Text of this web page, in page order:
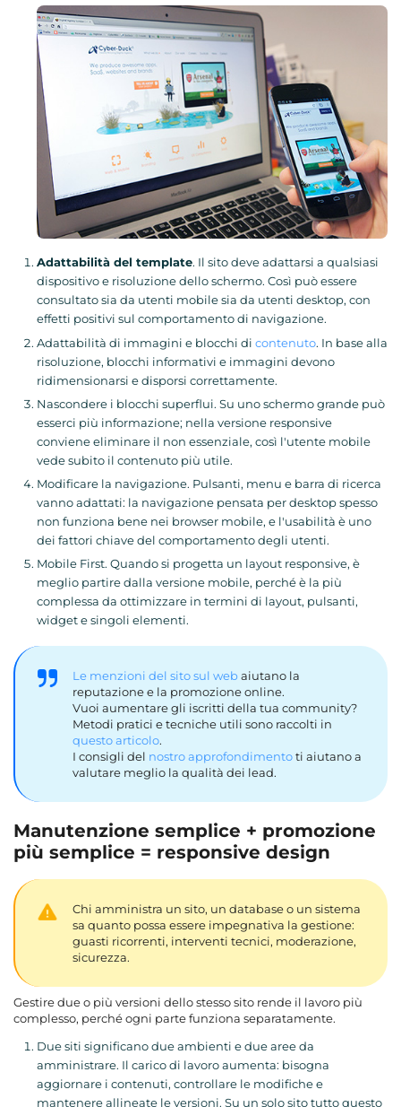
Adattabilità del template. Il sito deve adattarsi a qualsiasi
dispositivo e risoluzione dello schermo. Così può essere
consultato sia da utenti mobile sia da utenti desktop, con
effetti positivi sul comportamento di navigazione.
Adattabilità di immagini e blocchi di contenuto. In base alla
risoluzione, blocchi informativi e immagini devono
ridimensionarsi e disporsi correttamente.
Nascondere i blocchi superflui. Su uno schermo grande può
esserci più informazione; nella versione responsive
conviene eliminare il non essenziale, così l'utente mobile
vede subito il contenuto più utile.
Modificare la navigazione. Pulsanti, menu e barra di ricerca
vanno adattati: la navigazione pensata per desktop spesso
non funziona bene nei browser mobile, e l'usabilità è uno
dei fattori chiave del comportamento degli utenti.
Mobile First. Quando si progetta un layout responsive, è
meglio partire dalla versione mobile, perché è la più
complessa da ottimizzare in termini di layout, pulsanti,
widget e singoli elementi.
Le menzioni del sito sul webaiutano la
reputazione e la promozione online.
Vuoi aumentare gli iscritti della tua community?
Metodi pratici e tecniche utili sono raccolti in
questo articolo.
I consigli del nostro approfondimentoti aiutano a
valutare meglio la qualità dei lead.
Manutenzione semplice + promozione
più semplice = responsive design
Chi amministra un sito, un database o un sistema
sa quanto possa essere impegnativa la gestione:
guasti ricorrenti, interventi tecnici, moderazione,
sicurezza.
Gestire due o più versioni dello stesso sito rende il lavoro più
complesso, perché ogni parte funziona separatamente.
Due siti significano due ambienti e due aree da
amministrare. Il carico di lavoro aumenta: bisogna
aggiornare i contenuti, controllare le modifiche e
mantenere allineate le versioni. Su un solo sito tutto questo